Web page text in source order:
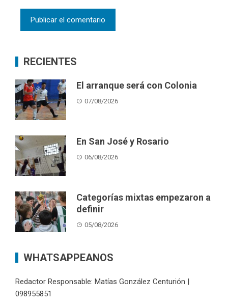
RECIENTES
El arranque será con Colonia
07/08/2026
En San José y Rosario
06/08/2026
Categorías mixtas empezaron a
definir
05/08/2026
WHATSAPPEANOS
Redactor Responsable: Matías González Centurión |
098955851